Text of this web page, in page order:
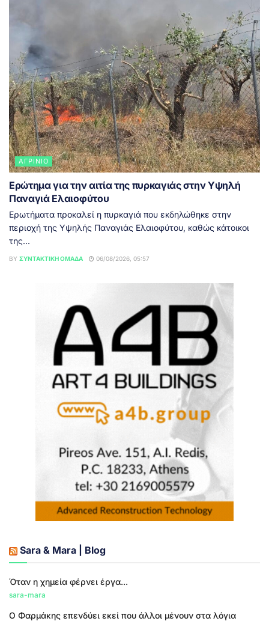
ΑΓΡΊΝΙΟ
Ερώτημα για την αιτία της πυρκαγιάς στην Υψηλή
Παναγιά Ελαιοφύτου
Ερωτήματα προκαλεί η πυρκαγιά που εκδηλώθηκε στην
περιοχή της Υψηλής Παναγιάς Ελαιοφύτου, καθώς κάτοικοι
της...
BY ΣΥΝΤΑΚΤΙΚΉ ΟΜΆΔΑ 06/08/2026, 05:57
Sara & Mara | Blog
Όταν η χημεία φέρνει έργα...
sara-mara
Ο Φαρμάκης επενδύει εκεί που άλλοι μένουν στα λόγια